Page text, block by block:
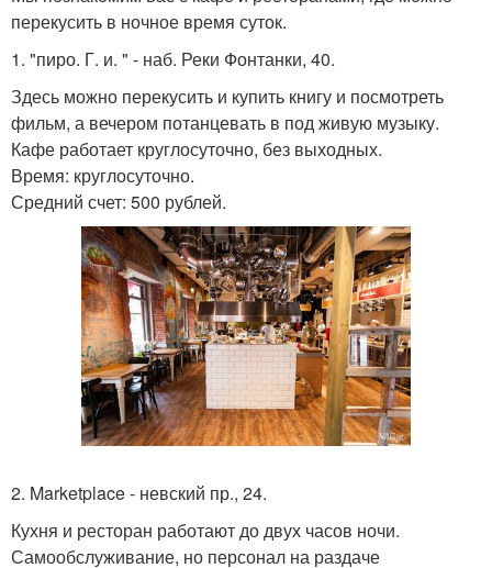
перекусить в ночное время суток.
1. "пиро. Г. и. " - наб. Реки Фонтанки, 40.
Здесь можно перекусить и купить книгу и посмотреть
фильм, а вечером потанцевать в под живую музыку.
Кафе работает круглосуточно, без выходных.
Время: круглосуточно.
Средний счет: 500 рублей.
2. Marketplace - невский пр., 24.
Кухня и ресторан работают до двух часов ночи.
Самообслуживание, но персонал на раздаче